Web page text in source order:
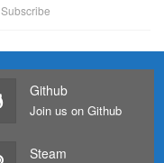
Subscribe
Github
Join us on Github
Steam